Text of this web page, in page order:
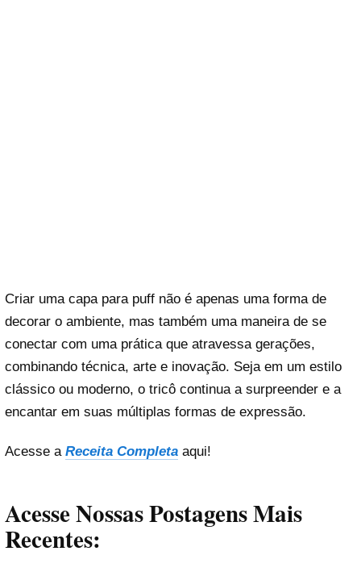
Criar uma capa para puff não é apenas uma forma de
decorar o ambiente, mas também uma maneira de se
conectar com uma prática que atravessa gerações,
combinando técnica, arte e inovação. Seja em um estilo
clássico ou moderno, o tricô continua a surpreender e a
encantar em suas múltiplas formas de expressão.
Acesse a Receita Completa aqui!
Acesse Nossas Postagens Mais
Recentes: